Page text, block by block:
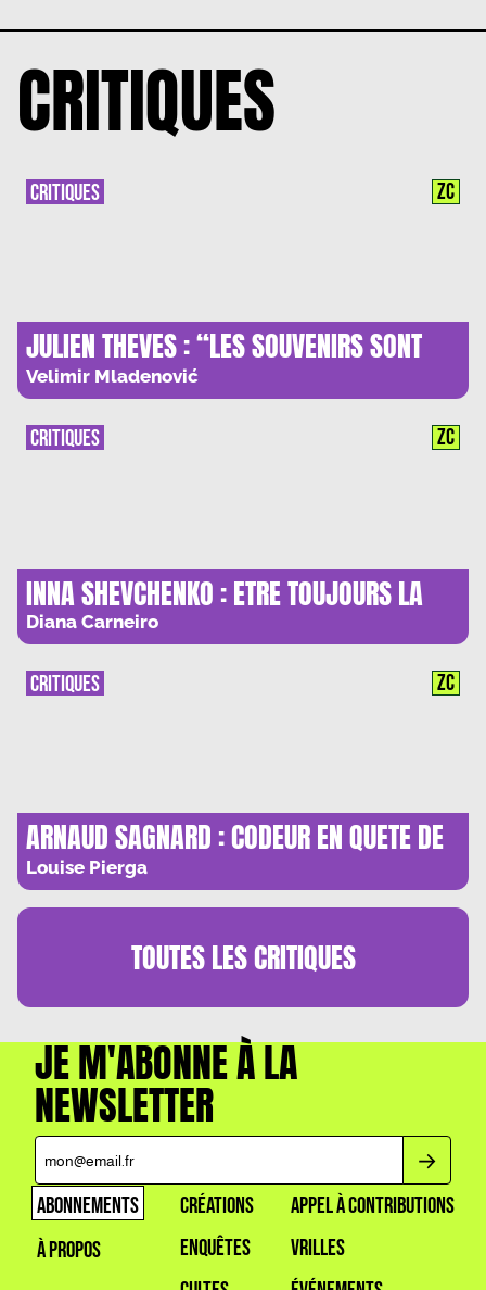
CRITIQUES
JULIEN THEVES : “LES SOUVENIRS SONT
UNE RECONSTRUCTION, UNE
TRANSFIGURATION”
Velimir Mladenović
CRITIQUES ZC
INNA SHEVCHENKO : ETRE TOUJOURS LA
Diana Carneiro
CRITIQUES ZC
ARNAUD SAGNARD : CODEUR EN QUETE DE
SENS
Louise Pierga
CRITIQUES ZC
TOUTES LESCRITIQUES
JE M'ABONNE À LA
NEWSLETTER
ABONNEMENTS
À PROPOS
CRÉATIONS
ENQUÊTES
APPEL À CONTRIBUTIONS
VRILLES